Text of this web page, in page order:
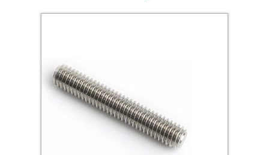
Заклепки (Гайки-Заклепки)
Инструмент
Крюки, кольца с метрической резьбой